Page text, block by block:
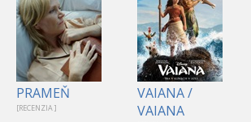
PRAMEŇ
[RECENZIA ]
VAIANA /
VAIANA